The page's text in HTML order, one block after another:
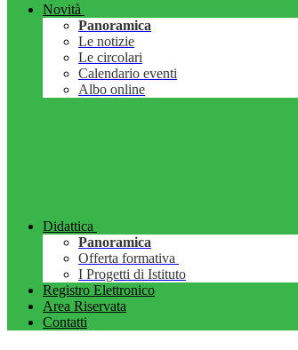
Novità
Panoramica
Le notizie
Le circolari
Calendario eventi
Albo online
Didattica
Panoramica
Offerta formativa
I Progetti di Istituto
Registro Elettronico
Area Riservata
Contatti